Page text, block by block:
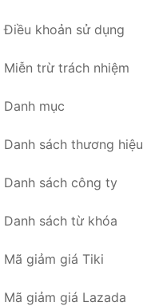
Điều khoản sử dụng
Miễn trừ trách nhiệm
Danh mục
Danh sách thương hiệu
Danh sách công ty
Danh sách từ khóa
Mã giảm giá Tiki
Mã giảm giá Lazada